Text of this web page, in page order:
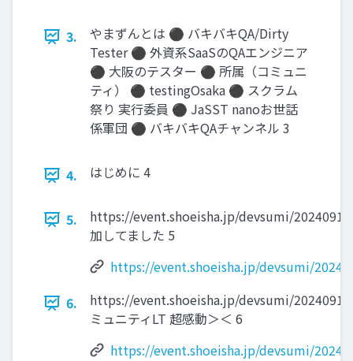
3.
やまずんとは ⚫ バキバキQA/Dirty
Tester ⚫ 外資系SaaSのQAエンジニア
⚫ 大阪のテスター ⚫ 所属（コミュニ
ティ） ⚫ testingOsaka ⚫ スクラム
祭り 実行委員 ⚫ JaSST nanoお世話
係軍団 ⚫ バキバキQAチャンネル 3
4. はじめに 4
5.
https://event.shoeisha.jp/devsumi/20240918
加してました 5
https://event.shoeisha.jp/devsumi/
6.
https://event.shoeisha.jp/devsumi/20240918
ミュニティLT 超感動＞＜ 6
https://event.shoeisha.jp/devsumi/